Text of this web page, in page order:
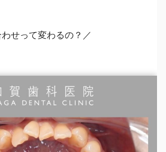
せって変わるの？／